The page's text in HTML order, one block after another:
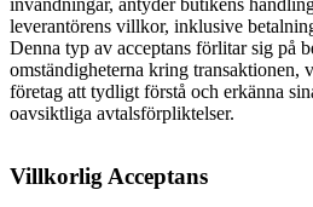
leverantörens villkor, inklusive
Denna typ av acceptans förlitar sig på
omständigheterna kring
företag att tydligt förstå och erkänna
oavsiktliga avtalsförpliktelser.
Villkorlig Acceptans